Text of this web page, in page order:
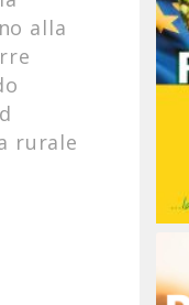
alla
rurale